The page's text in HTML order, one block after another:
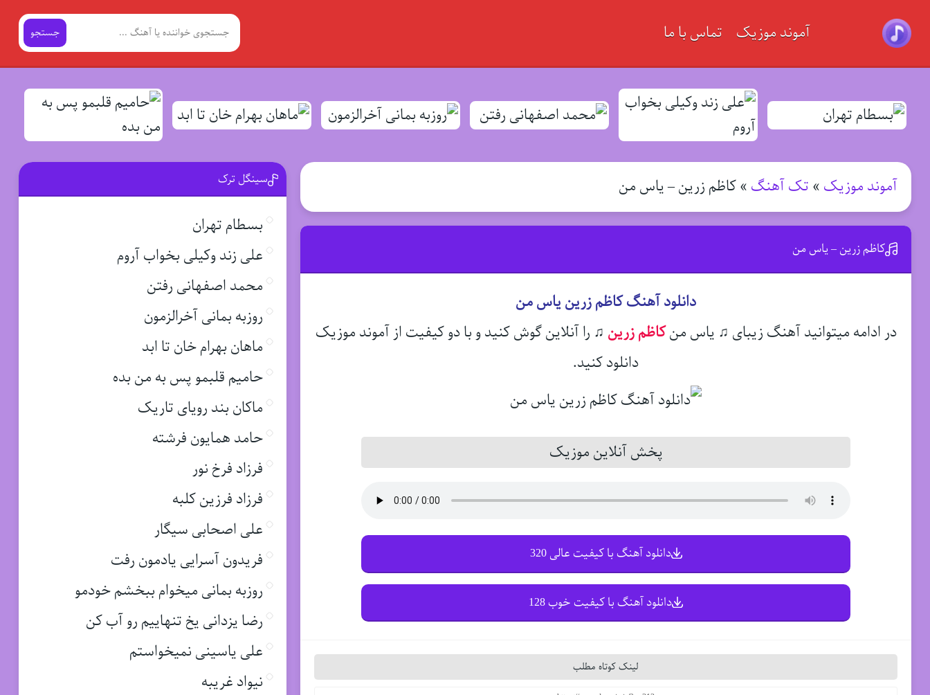
آموند موزیک تماس با ما جستجو
آموند موزیک » تک آهنگ »کاظم زرین – یاس من
کاظم زرین – یاس من
دانلود آهنگ کاظم زرین یاس من
در ادامه میتوانید آهنگ زیبای ♫ یاس منکاظم زرین ♫ را آنلاین گوش کنید و با دو کیفیت از آموند موزیک
دانلود کنید.
پخش آنلاین موزیک
دانلود آهنگ با کیفیت عالی 320
دانلود آهنگ با کیفیت خوب 128
لینک کوتاه مطلب
سینگل ترک
بسطام تهران
علی زند وکیلی بخواب آروم
محمد اصفهانی رفتن
روزبه بمانی آخرالزمون
ماهان بهرام خان تا ابد
حامیم قلبمو پس به من بده
ماکان بند رویای تاریک
حامد همایون فرشته
فرزاد فرخ نور
فرزاد فرزین کلبه
علی اصحابی سیگار
فریدون آسرایی یادمون رفت
روزبه بمانی میخوام ببخشم خودمو
رضا یزدانی یخ تنهاییم رو آب کن
علی یاسینی نمیخواستم
نیواد غریبه